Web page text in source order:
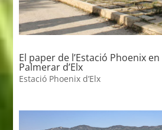
El paper de l’Estació Phoenix
Palmerar d’Elx
Estació Phoenix d’Elx